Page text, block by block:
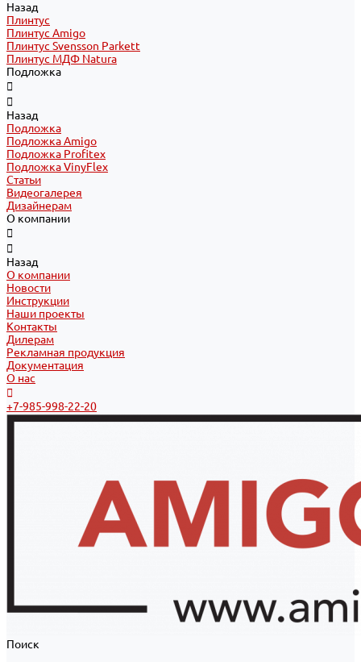
Назад
Плинтус
Плинтус Amigo
Плинтус Svensson Parkett
Плинтус МДФ Natura
Подложка
Назад
Подложка
Подложка Amigo
Подложка Profitex
Подложка VinyFlex
Статьи
Видеогалерея
Дизайнерам
О компании
Назад
О компании
Новости
Инструкции
Наши проекты
Контакты
Дилерам
Рекламная продукция
Документация
О нас
+7-985-998-22-20
Поиск